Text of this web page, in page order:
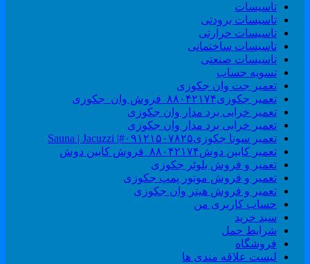
تاسیسات
تاسیسات برودتی
تاسیسات حرارتی
تاسیسات ساختمانی
تاسیسات صنعتی
تسویه حساب
تعمیر جت وان جکوزی
تعمیر جکوزی۸۸۰۴۲۱۷۴_فروش وان_جکوزی
تعمیر خرابی برد مدار وان جکوزی
تعمیر خرابی برد مدار وان جکوزی
تعمیر سونا جکوزی۰۹۱۲۱۵۰۷۸۲۵#| Sauna | Jacuzzi
تعمیر کابین دوش۸۸۰۴۲۱۷۴_فروش کابین دوش
تعمیر و فروش بلوئر جکوزی
تعمیر و فروش موتور پمپ جکوزی
تعمیر و فروش هیتر وان جکوزی
حساب کاربری من
سبد خرید
شرایط حمل
فروشگاه
لیست علاقه مندی ها